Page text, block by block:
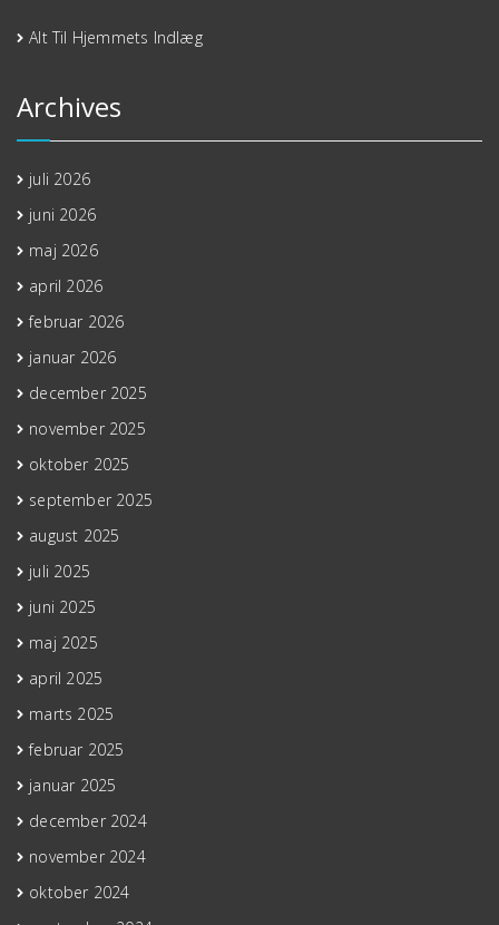
Alt Til Hjemmets Indlæg
Archives
juli 2026
juni 2026
maj 2026
april 2026
februar 2026
januar 2026
december 2025
november 2025
oktober 2025
september 2025
august 2025
juli 2025
juni 2025
maj 2025
april 2025
marts 2025
februar 2025
januar 2025
december 2024
november 2024
oktober 2024